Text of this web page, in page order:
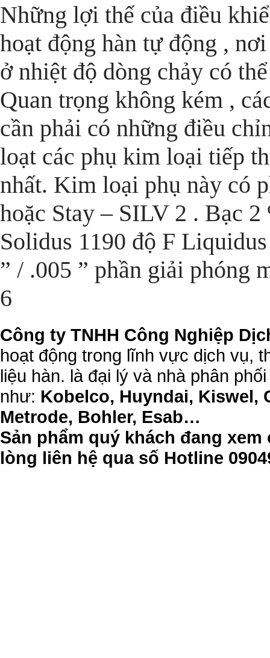
Những lợi thế của điều
hoạt động hàn tự động ,
ở nhiệt độ dòng chảy có
Quan trọng không kém ,
cần phải có những điều
loạt các phụ kim loại tiếp
nhất. Kim loại phụ này có
hoặc Stay – SILV 2 . Bạc
Solidus 1190 độ F
” / .005 ” phần giải phóng
6
Công ty TNHH Công Nghiệp
hoạt động trong lĩnh vực dịch vụ,
liệu hàn. là đại lý và nhà phân
như: Kobelco, Huyndai, Kiswel,
Metrode, Bohler, Esab…
Sản phẩm quý khách đang
lòng liên hệ qua số Hotline